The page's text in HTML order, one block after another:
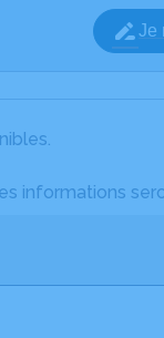
Je
informations